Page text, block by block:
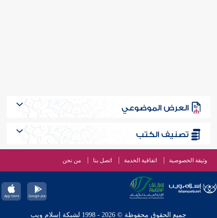
العرض الموضوعي
تصنيف الكتب
وثيقة الخصوصية اتفاقية الخدمة اتصل بنا من نحن
جميع الحقوق محفوظة © 2026 - 1998 لشبكة إسلام ويب